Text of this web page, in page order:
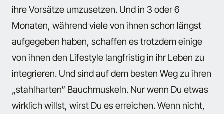
ihre Vorsätze umzusetzen. Und in 3 oder 6
Monaten, während viele von ihnen schon längst
aufgegeben haben, schaffen es trotzdem einige
von ihnen den Lifestyle langfristig in ihr Leben zu
integrieren. Und sind auf dem besten Weg zu ihren
„stahlharten“ Bauchmuskeln. Nur wenn Du etwas
wirklich willst, wirst Du es erreichen. Wenn nicht,